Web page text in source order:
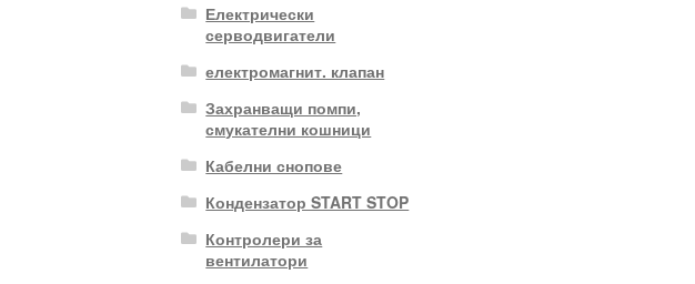
Електрически
серводвигатели
електромагнит. клапан
Захранващи помпи,
смукателни кошници
Кабелни снопове
Кондензатор START STOP
Контролери за
вентилатори